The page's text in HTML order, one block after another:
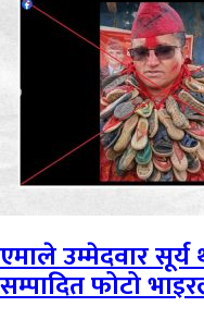
एमाले उम्मेदवार
सम्पादित फोटो